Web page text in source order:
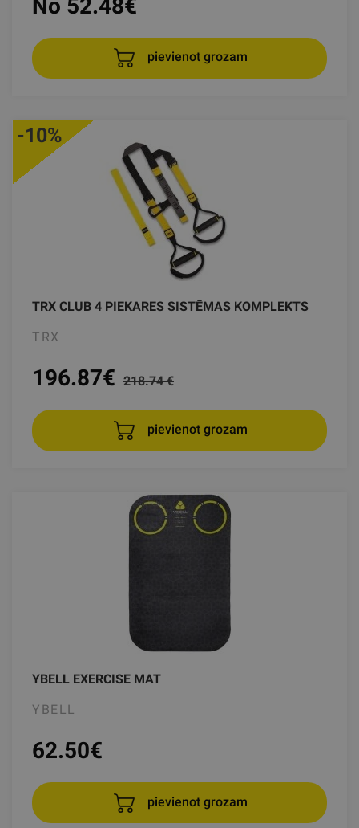
No 52.48€
pievienot grozam
TRX CLUB 4 PIEKARES SISTĒMAS KOMPLEKTS
TRX
-10%
196.87€ 218.74 €
pievienot grozam
YBELL EXERCISE MAT
YBELL
62.50€
pievienot grozam